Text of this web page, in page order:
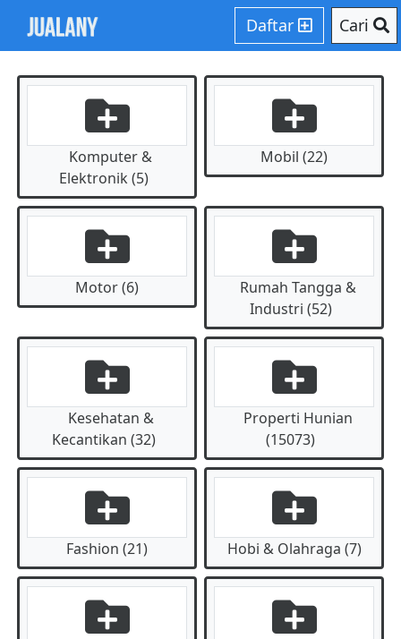
Daftar Cari
Komputer &
Elektronik (5)
Mobil (22)
Motor (6)
Rumah Tangga &
Industri (52)
Kesehatan &
Kecantikan (32)
Properti Hunian
(15073)
Fashion (21) Hobi & Olahraga (7)